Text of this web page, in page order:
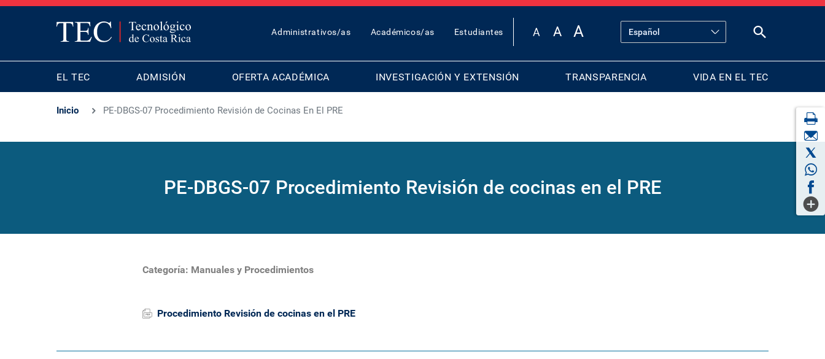
TOP
MENU
Administrativos/as Académicos/as Estudiantes
MAIN
NAVIGATION
EL TEC ADMISIÓN OFERTA ACADÉMICA INVESTIGACIÓN Y EXTENSIÓN TRANSPARENCIA VIDA EN EL TEC
Inicio PE-DBGS-07 Procedimiento Revisión de Cocinas En El PRE
PE-DBGS-07 Procedimiento Revisión de cocinas en el PRE
Categoría: Manuales y Procedimientos
Procedimiento Revisión de cocinas en el PRE